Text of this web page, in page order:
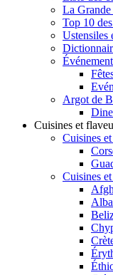
La Grande
Top 10
Ustensiles
Argot de
Cuisines et
Cuisines
Cuisines